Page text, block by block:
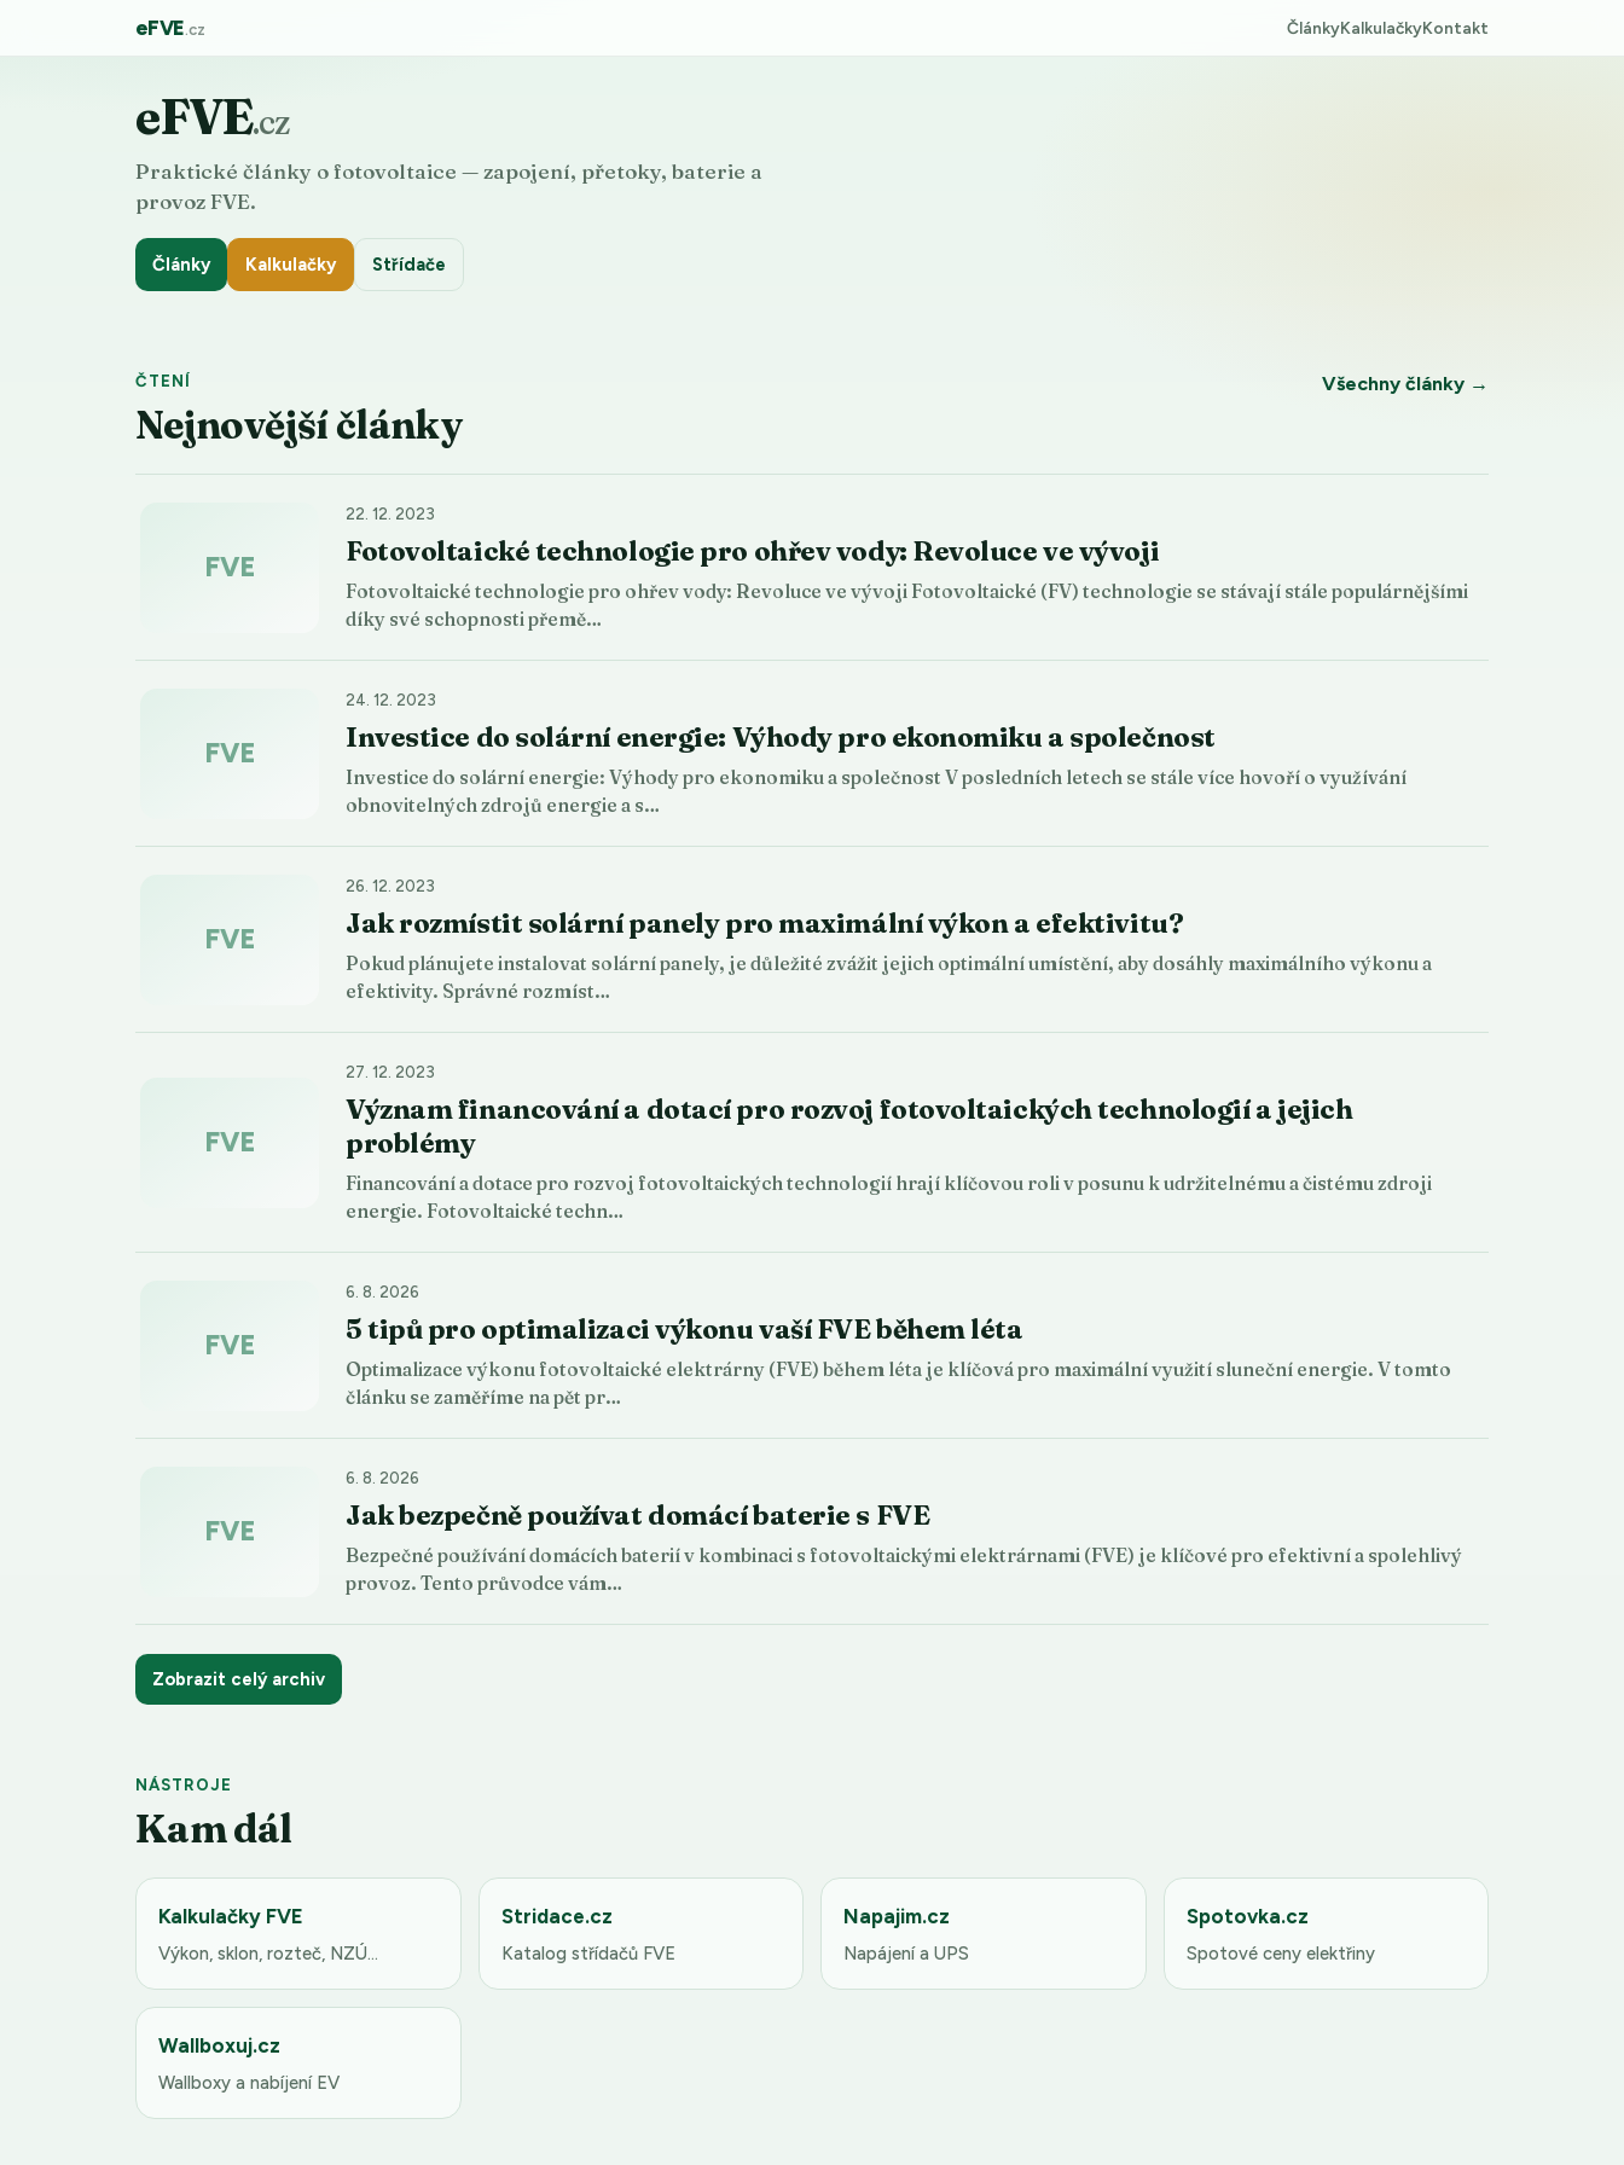
eFVE.cz ČlánkyKalkulačkyKontakt
eFVE.cz
Praktické články o fotovoltaice — zapojení, přetoky, baterie a
provoz FVE.
Články Kalkulačky Střídače
ČTENÍ
Nejnovější články
Všechny články →
FVE
22. 12. 2023
Fotovoltaické technologie pro ohřev vody: Revoluce ve vývoji
Fotovoltaické technologie pro ohřev vody: Revoluce ve vývoji Fotovoltaické (FV) technologie se stávají stále populárnějšími
díky své schopnosti přemě…
FVE
24. 12. 2023
Investice do solární energie: Výhody pro ekonomiku a společnost
Investice do solární energie: Výhody pro ekonomiku a společnost V posledních letech se stále více hovoří o využívání
obnovitelných zdrojů energie a s…
FVE
26. 12. 2023
Jak rozmístit solární panely pro maximální výkon a efektivitu?
Pokud plánujete instalovat solární panely, je důležité zvážit jejich optimální umístění, aby dosáhly maximálního výkonu a
efektivity. Správné rozmíst…
FVE
27. 12. 2023
Význam financování a dotací pro rozvoj fotovoltaických technologií a jejich
problémy
Financování a dotace pro rozvoj fotovoltaických technologií hrají klíčovou roli v posunu k udržitelnému a čistému zdroji
energie. Fotovoltaické techn…
FVE
6. 8. 2026
5 tipů pro optimalizaci výkonu vaší FVE během léta
Optimalizace výkonu fotovoltaické elektrárny (FVE) během léta je klíčová pro maximální využití sluneční energie. V tomto
článku se zaměříme na pět pr…
FVE
6. 8. 2026
Jak bezpečně používat domácí baterie s FVE
Bezpečné používání domácích baterií v kombinaci s fotovoltaickými elektrárnami (FVE) je klíčové pro efektivní a spolehlivý
provoz. Tento průvodce vám…
Zobrazit celý archiv
NÁSTROJE
Kam dál
Kalkulačky FVE
Výkon, sklon, rozteč, NZÚ…
Stridace.cz
Katalog střídačů FVE
Napajim.cz
Napájení a UPS
Spotovka.cz
Spotové ceny elektřiny
Wallboxuj.cz
Wallboxy a nabíjení EV